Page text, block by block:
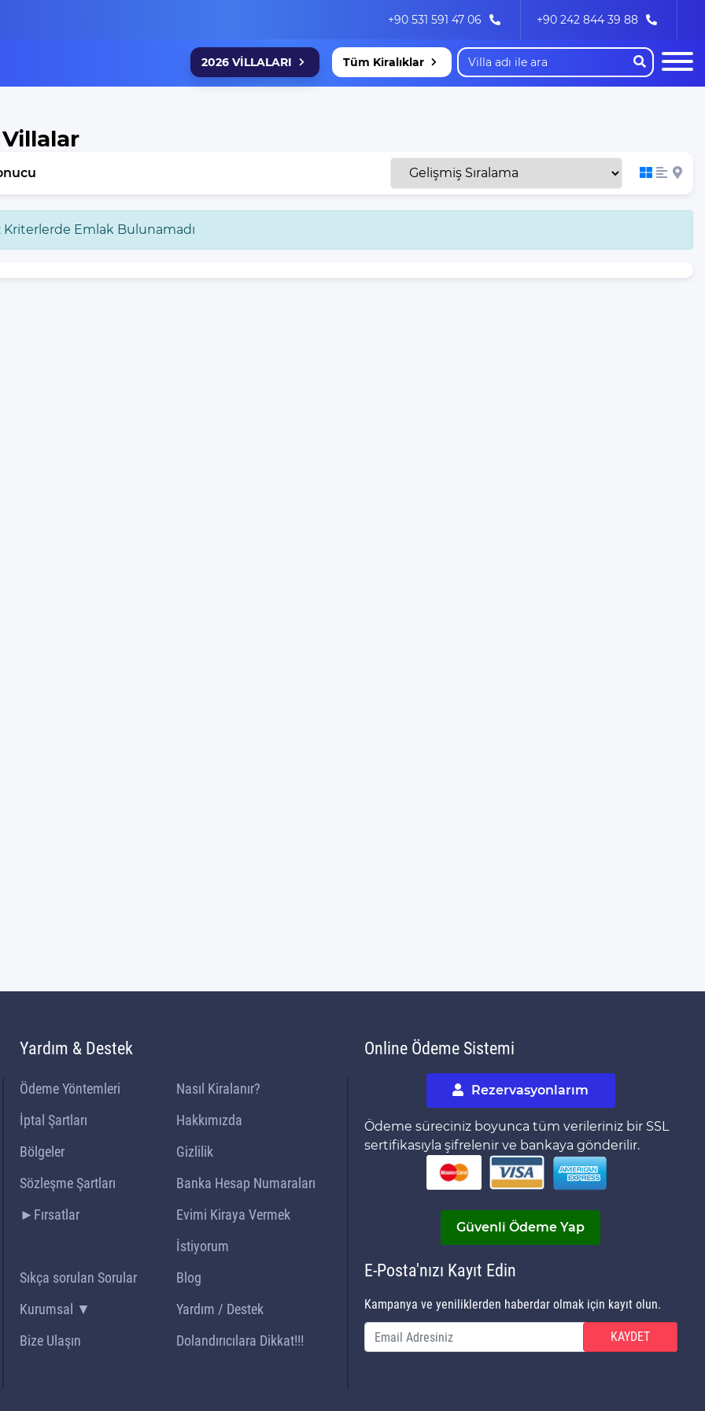
+90 242 844 39 88
+90 531 591 47 06
2026 VİLLALARI Tüm Kiralıklar
Villalar
Kriterlerde Emlak Bulunamadı
Yardım & Destek
Ödeme Yöntemleri
Nasıl Kiralanır?
İptal Şartları
Hakkımızda
Bölgeler
Gizlilik
Sözleşme Şartları
Banka Hesap Numaraları
►Fırsatlar
Evimi Kiraya Vermek
İstiyorum
Sıkça sorulan Sorular
Blog
Kurumsal ▼
Yardım / Destek
Bize Ulaşın
Dolandırıcılara Dikkat!!!
Online Ödeme Sistemi
Rezervasyonlarım
Ödeme süreciniz boyunca tüm verileriniz bir SSL
sertifikasıyla şifrelenir ve bankaya gönderilir.
Güvenli Ödeme Yap
E-Posta'nızı Kayıt Edin
Kampanya ve yeniliklerden haberdar olmak için kayıt olun.
KAYDET